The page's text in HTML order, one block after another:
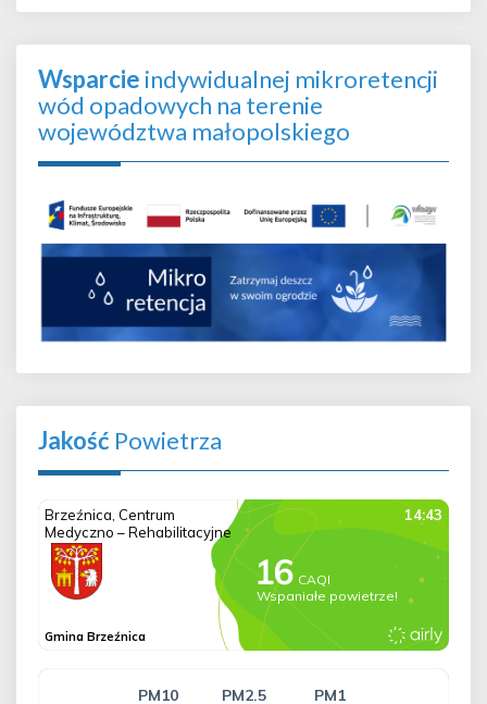
Wsparcie indywidualnej mikroretencji
wód opadowych na terenie
województwa małopolskiego
Jakość Powietrza